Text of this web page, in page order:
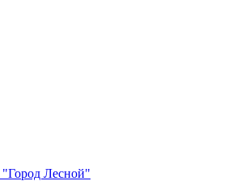
"Город Лесной"